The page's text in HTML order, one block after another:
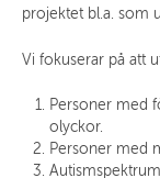
projektet bl.a. som
Vi fokuserar på att
Personer med
olyckor.
Personer med